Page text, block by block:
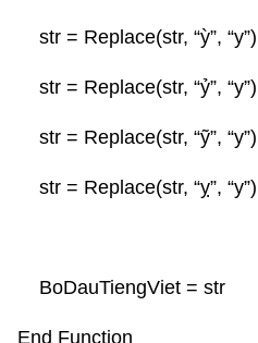
str = Replace(str, “ỳ”, “y”)
str = Replace(str, “ỷ”, “y”)
str = Replace(str, “ỹ”, “y”)
str = Replace(str, “ỵ”, “y”)
BoDauTiengViet = str
End Function